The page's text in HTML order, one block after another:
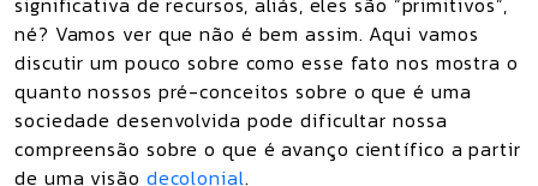
né? Vamos ver que não é bem assim. Aqui vamos
discutir um pouco sobre como esse fato nos mostra o
quanto nossos pré-conceitos sobre o que é uma
sociedade desenvolvida pode dificultar nossa
compreensão sobre o que é avanço científico a partir
de uma visão decolonial.